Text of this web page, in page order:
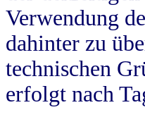
Verwendung
dahinter zu
technischen
erfolgt nach